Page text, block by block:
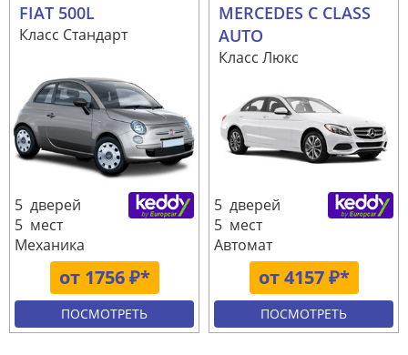
FIAT 500L
Класс Стандарт
от 1756 ₽*
5 дверей
5 мест
Механика
ПОСМОТРЕТЬ
MERCEDES C CLASS
AUTO
Класс Люкс
от 4157 ₽*
5 дверей
5 мест
Автомат
ПОСМОТРЕТЬ